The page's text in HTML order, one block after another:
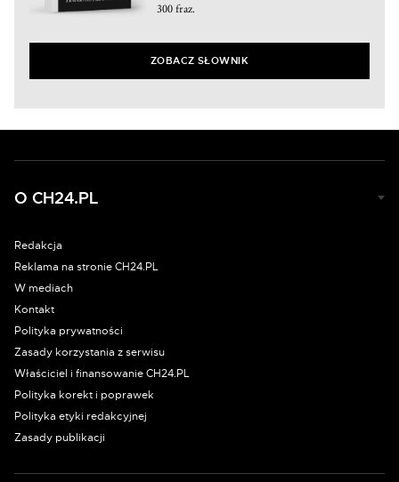
300 fraz.
ZOBACZ SŁOWNIK
O CH24.PL
Redakcja
Reklama na stronie CH24.PL
W mediach
Kontakt
Polityka prywatności
Zasady korzystania z serwisu
Właściciel i finansowanie CH24.PL
Polityka korekt i poprawek
Polityka etyki redakcyjnej
Zasady publikacji